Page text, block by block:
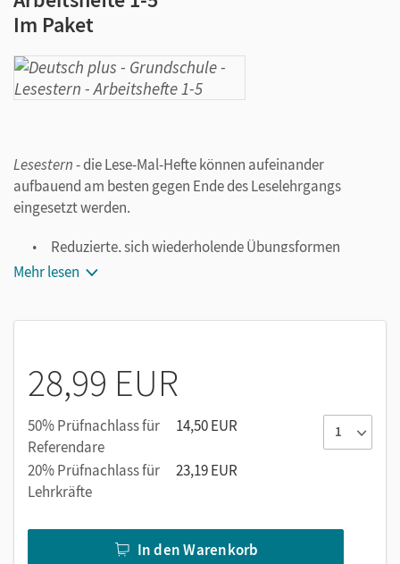
Im Paket
Lesestern- die Lese-Mal-Hefte können aufeinander
aufbauend am besten gegen Ende des Leselehrgangs
eingesetzt werden.
Reduzierte, sich wiederholende Übungsformen
fördern das sinnerfassende Lesen.
Heftes erwerben die Schüler/-innen einen Lesestern.
Lesestern
Mehr lesen
28,99 EUR
50% Prüfnachlass für
Referendare
14,50 EUR
20% Prüfnachlass für
Lehrkräfte
23,19 EUR
In den Warenkorb